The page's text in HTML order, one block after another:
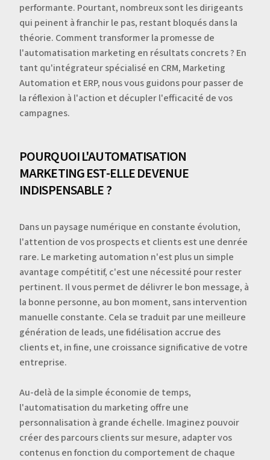
performante. Pourtant, nombreux sont les dirigeants
qui peinent à franchir le pas, restant bloqués dans la
théorie. Comment transformer la promesse de
l'automatisation marketing en résultats concrets ? En
tant qu'intégrateur spécialisé en CRM, Marketing
Automation et ERP, nous vous guidons pour passer de
la réflexion à l'action et décupler l'efficacité de vos
campagnes.
POURQUOI L'AUTOMATISATION
MARKETING EST-ELLE DEVENUE
INDISPENSABLE ?
Dans un paysage numérique en constante évolution,
l'attention de vos prospects et clients est une denrée
rare. Le marketing automation n'est plus un simple
avantage compétitif, c'est une nécessité pour rester
pertinent. Il vous permet de délivrer le bon message, à
la bonne personne, au bon moment, sans intervention
manuelle constante. Cela se traduit par une meilleure
génération de leads, une fidélisation accrue des
clients et, in fine, une croissance significative de votre
entreprise.
Au-delà de la simple économie de temps,
l'automatisation du marketing offre une
personnalisation à grande échelle. Imaginez pouvoir
créer des parcours clients sur mesure, adapter vos
contenus en fonction du comportement de chaque